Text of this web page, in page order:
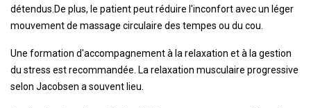
détendus.De plus, le patient peut réduire l'inconfort avec un léger
mouvement de massage circulaire des tempes ou du cou.
Une formation d'accompagnement à la relaxation et à la gestion
du stress est recommandée. La relaxation musculaire progressive
selon Jacobsen a souvent lieu.